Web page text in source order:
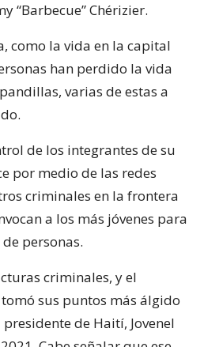
“Barbecue” Chérizier.
como la vida en la capital
han perdido la vida
varias de estas a
de los integrantes de su
por medio de las redes
criminales en la frontera
a los más jóvenes para
personas.
criminales, y el
sus puntos más álgido
de Haití, Jovenel